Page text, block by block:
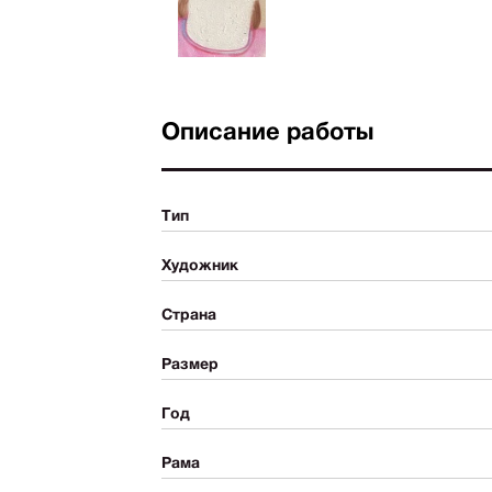
Описание работы
Тип
Художник
Страна
Размер
Год
Рама